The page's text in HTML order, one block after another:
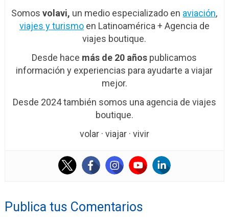
Somosvolavi, un medio especializado en aviación,
viajes y turismoen Latinoamérica + Agencia de
viajes boutique.
Desde hace más de 20 años publicamos
información y experiencias para ayudarte a viajar
mejor.
Desde 2024 también somos una agencia de viajes
boutique.
volar · viajar · vivir
Publica tus Comentarios